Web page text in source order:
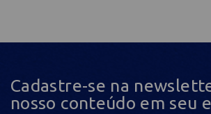
Cadastre-se na
nosso conteúdo em seu